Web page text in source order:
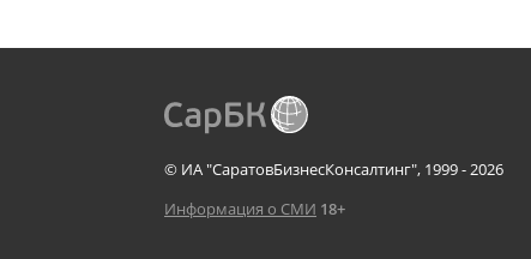
© ИА "СаратовБизнесКонсалтинг", 1999 - 2026
Информация о СМИ 18+